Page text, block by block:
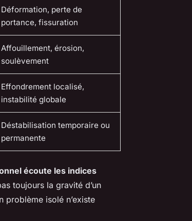
Déformation, perte de
portance, fissuration
Affouillement, érosion,
soulèvement
Effondrement localisé,
instabilité globale
Déstabilisation temporaire ou
permanente
écoute les indices
toujours la gravité d’un
problème isolé n’existe